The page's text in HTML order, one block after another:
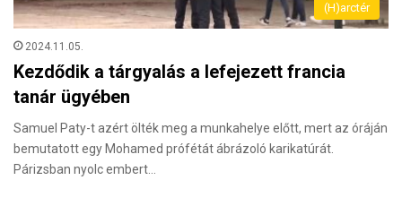
(H)arctér
2024.11.05.
Kezdődik a tárgyalás a lefejezett francia
tanár ügyében
Samuel Paty-t azért ölték meg a munkahelye előtt, mert az óráján
bemutatott egy Mohamed prófétát ábrázoló karikatúrát.
Párizsban nyolc embert…